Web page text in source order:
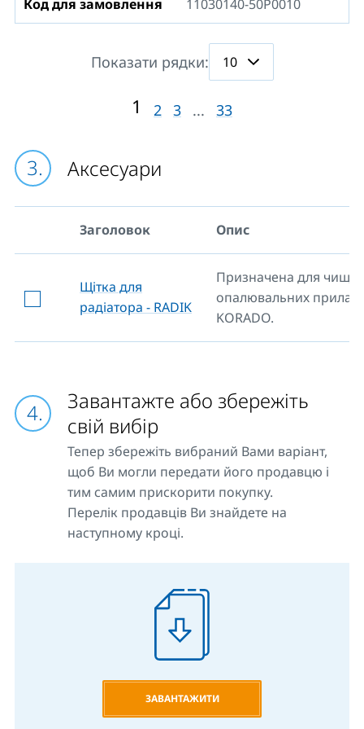
Код для замовлення
11030140-50P0010
Показати рядки:
1 2 3 ... 33
Аксесуари
Заголовок Опис
Щітка для
радіатора - RADIK
Призначена для
опалювальних
KORADO.
Завантажте або збережіть
свій вибір
Тепер збережіть вибраний Вами варіант,
щоб Ви могли передати його продавцю і
тим самим прискорити покупку.
Перелік продавців Ви знайдете на
наступному кроці.
ЗАВАНТАЖИТИ